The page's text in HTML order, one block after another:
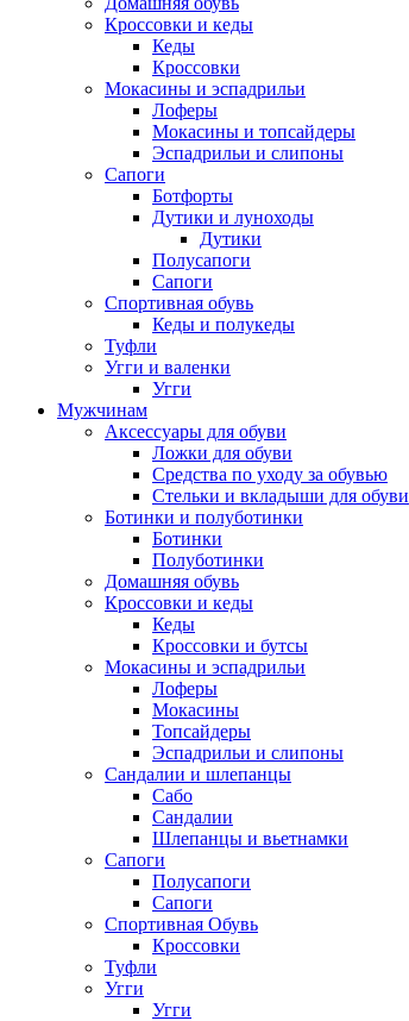
Кроссовки и кеды
Кеды
Кроссовки
Мокасины и эспадрильи
Лоферы
Мокасины и топсайдеры
Эспадрильи и слипоны
Сапоги
Ботфорты
Дутики и луноходы
Дутики
Полусапоги
Сапоги
Спортивная обувь
Кеды и полукеды
Туфли
Угги и валенки
Угги
Мужчинам
Аксессуары для обуви
Ложки для обуви
Средства по уходу за обувью
Стельки и вкладыши для обуви
Ботинки и полуботинки
Ботинки
Полуботинки
Домашняя обувь
Кроссовки и кеды
Кеды
Кроссовки и бутсы
Мокасины и эспадрильи
Лоферы
Мокасины
Топсайдеры
Эспадрильи и слипоны
Сандалии и шлепанцы
Сабо
Сандалии
Шлепанцы и вьетнамки
Сапоги
Полусапоги
Сапоги
Спортивная Обувь
Кроссовки
Туфли
Угги
Угги